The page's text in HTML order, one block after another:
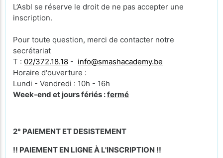
L’Asbl se réserve le droit de ne pas accepter une
inscription.
Pour toute question, merci de contacter notre
secrétariat
T : 02/372.18.18 - info@smashacademy.be
Horaire d'ouverture :
Lundi - Vendredi : 10h - 16h
Week-end et jours fériés :fermé
2° PAIEMENT ET DESISTEMENT
!! PAIEMENT EN LIGNE À L'INSCRIPTION !!